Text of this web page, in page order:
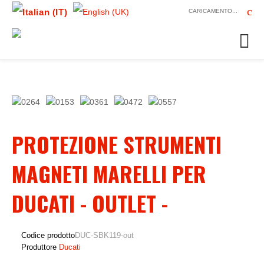
CARICAMENTO...
PROTEZIONE STRUMENTI
MAGNETI MARELLI PER
DUCATI - OUTLET -
Codice prodottoDUC-SBK119-out
Produttore Ducati